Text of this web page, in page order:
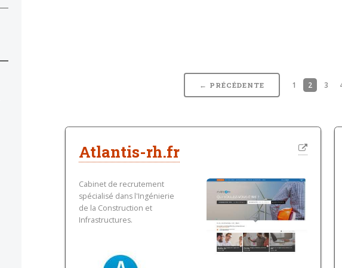
← PRÉCÉDENTE 1 2 3
Atlantis-rh.fr
Cabinet de recrutement
spécialisé dans l'Ingénierie
de la Construction et
Infrastructures.